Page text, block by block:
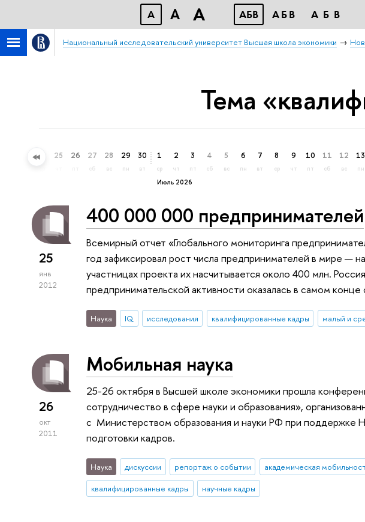
A A A АБВ АБВ АБВ
Национальный исследовательский университет Высшая школа экономики
Тема
24 25 26 27
сб
28
вс
29
пн
30
вт
Июль 2026
1
ср
2
чт
3
пт
4
сб
5
вс
6
пн
7
вт
8
ср
9
чт
10
пт
11
сб
12
вс
13
пн
25
янв
2012
400 000 000 предпринимателей
Всемирный отчет «Глобального мониторинга
год зафиксировал рост числа предпринимателей в мире —
участницах проекта их насчитывается около 400 млн.
предпринимательской активности оказалась в самом конце
Наука IQ исследования квалифицированные кадры малый и
26
окт
2011
Мобильная наука
25-26 октября в Высшей школе экономики прошла
сотрудничество в сфере науки и образования»,
с Министерством образования и науки РФ при поддержке
подготовки кадров.
Наука дискуссии репортаж о событии
академическая
квалифицированные кадры
научные кадры